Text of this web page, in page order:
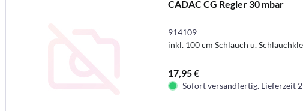
CADAC CG Regler 30 mbar
914109
inkl. 100 cm Schlauch u.
17,95 €
Sofort versandfertig. Lieferzeit